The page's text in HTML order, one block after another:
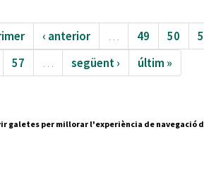
‹ anterior … 49 50
57
… següent › últim »
galetes per millorar l'experiència de navegació